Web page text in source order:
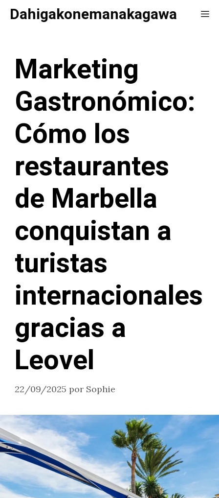
SaltarDahigakonemanakagawa
Marketing
Gastronómico:
Cómo los
restaurantes
de Marbella
conquistan a
turistas
internacionales
gracias a
Leovel
22/09/2025 por Sophie